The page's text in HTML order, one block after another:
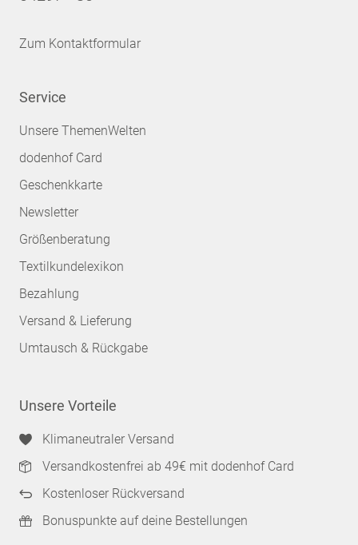
Zum Kontaktformular
Service
Unsere ThemenWelten
dodenhof Card
Geschenkkarte
Newsletter
Größenberatung
Textilkundelexikon
Bezahlung
Versand & Lieferung
Umtausch & Rückgabe
Unsere Vorteile
Klimaneutraler Versand
Versandkostenfrei ab 49€ mit dodenhof Card
Kostenloser Rückversand
Bonuspunkte auf deine Bestellungen